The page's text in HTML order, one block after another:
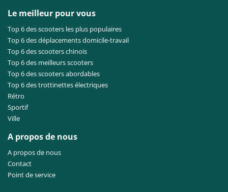
Le meilleur pour vous
Top 6 des scooters les plus populaires
Top 6 des déplacements domicile-travail
Top 6 des scooters chinois
Top 6 des meilleurs scooters
Top 6 des scooters abordables
Top 6 des trottinettes électriques
Rétro
Sportif
Ville
A propos de nous
A propos de nous
Contact
Point de service